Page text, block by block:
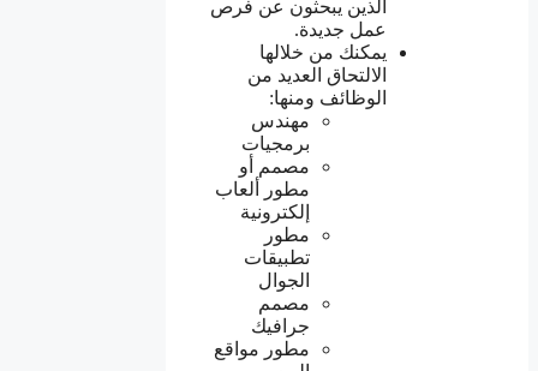
الذين يبحثون عن فرص
عمل جديدة.
يمكنك من خلالها
الالتحاق العديد من
الوظائف ومنها:
مهندس
برمجيات
مصمم أو
مطور ألعاب
إلكترونية
مطور
تطبيقات
الجوال
مصمم
جرافيك
مطور مواقع